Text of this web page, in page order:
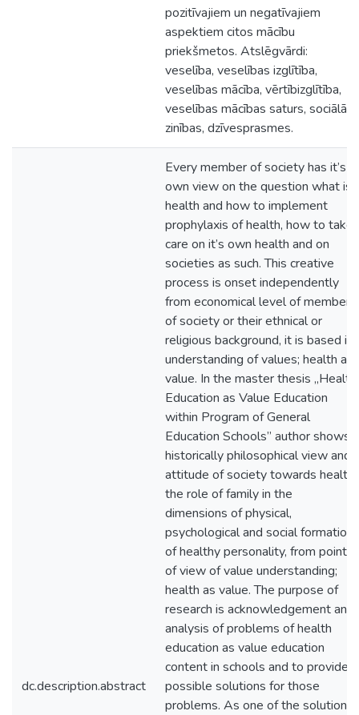
pozitīvajiem un negatīvajiem
aspektiem citos mācību
priekšmetos. Atslēgvārdi:
veselība, veselības izglītība,
veselības mācība, vērtībizglītība,
veselības mācības saturs, sociālās
zinības, dzīvesprasmes.
dc.description.abstract
Every member of society has it’s
own view on the question what is
health and how to implement
prophylaxis of health, how to take
care on it’s own health and on
societies as such. This creative
process is onset independently
from economical level of members
of society or their ethnical or
religious background, it is based in
understanding of values; health as
value. In the master thesis ,,Health
Education as Value Education
within Program of General
Education Schools” author shows
historically philosophical view and
attitude of society towards health;
the role of family in the
dimensions of physical,
psychological and social formation
of healthy personality, from point
of view of value understanding;
health as value. The purpose of
research is acknowledgement and
analysis of problems of health
education as value education
content in schools and to provide
possible solutions for those
problems. As one of the solutions